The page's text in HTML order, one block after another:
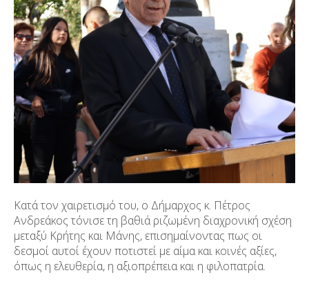
Κατά τον χαιρετισμό του, ο Δήμαρχος κ. Πέτρος
Ανδρεάκος τόνισε τη βαθιά ριζωμένη διαχρονική σχέση
μεταξύ Κρήτης και Μάνης, επισημαίνοντας πως οι
δεσμοί αυτοί έχουν ποτιστεί με αίμα και κοινές αξίες,
όπως η ελευθερία, η αξιοπρέπεια και η φιλοπατρία.